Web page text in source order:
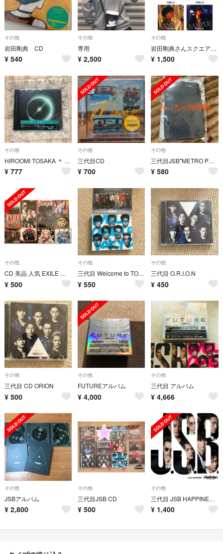
その他
岩田剛典 CD
¥ 540
その他
専用
¥ 2,500
その他
岩田剛典さんスクエアカード四点付き＋CD1枚
¥ 1,500
その他
HIROOMI TOSAKA ＊ OVERDOSE CD ＋ DVD
¥ 777
その他
三代目CD
¥ 700
その他
三代目JSB"METRO POLIZ"特典
¥ 580
その他
CD 美品 人気 EXILE 三代目JSB アナ雪 初音ミク
¥ 500
その他
三代目 Welcome to TOKYO
¥ 550
その他
三代目 O.R.I.O.N
¥ 450
その他
三代目 CD ORION
¥ 500
その他
FUTUREアルバム
¥ 4,000
その他
三代目 アルバム
¥ 4,666
その他
JSBアルバム
¥ 2,800
その他
三代目JSB CD
¥ 500
その他
三代目 JSB HAPPINESS CD＋DVD
¥ 1,400